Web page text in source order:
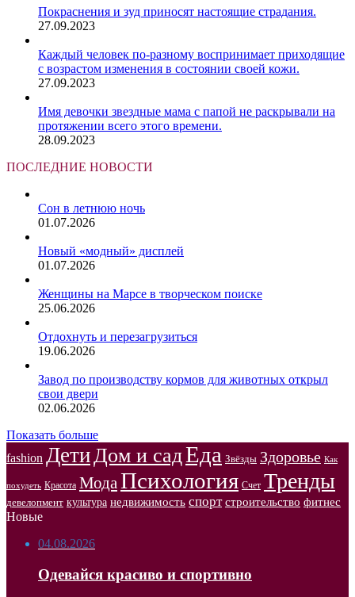
Покраснения и зуд приносят настоящие страдания.
27.09.2023
Каждый человек по-разному воспринимает приходящие
с возрастом изменения в состоянии своей кожи.
27.09.2023
Имя девочки звездные мама с папой не раскрывали на
протяжении всего этого времени.
28.09.2023
ПОСЛЕДНИЕ НОВОСТИ
Сон в летнюю ночь
01.07.2026
Новый «модный» дисплей
01.07.2026
Женщины на Марсе в творческом поиске
25.06.2026
Отдохнуть и перезагрузиться
19.06.2026
Завод по производству кормов для животных открыл
свои двери
02.06.2026
Показать больше
fashion ДетиДом и садЕда Звёзды Здоровье Как
похудеть Красота Мода Психология Счет Тренды
девелопмент культура недвижимость спорт строительство фитнес
Новые
04.08.2026
Одевайся красиво и спортивно